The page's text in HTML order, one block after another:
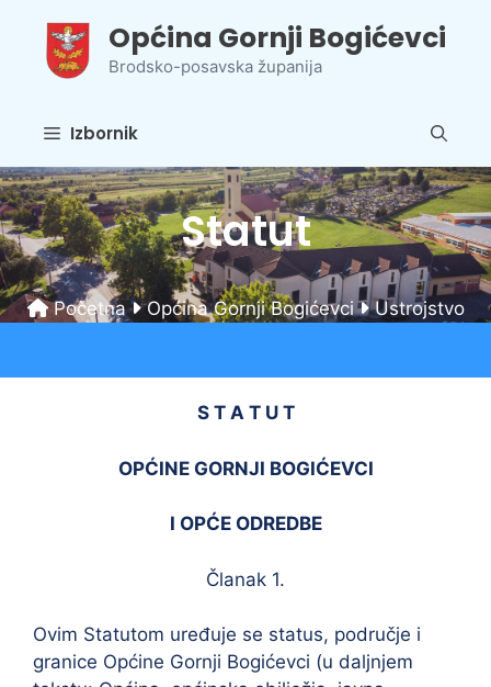
sadržaj
Općina Gornji Bogićevci
Brodsko-posavska županija
Izbornik
Statut
Početna Općina Gornji Bogićevci Ustrojstvo
S T A T U T
OPĆINE GORNJI BOGIĆEVCI
I OPĆE ODREDBE
Članak 1.
Ovim Statutom uređuje se status, područje i
granice Općine Gornji Bogićevci (u daljnjem